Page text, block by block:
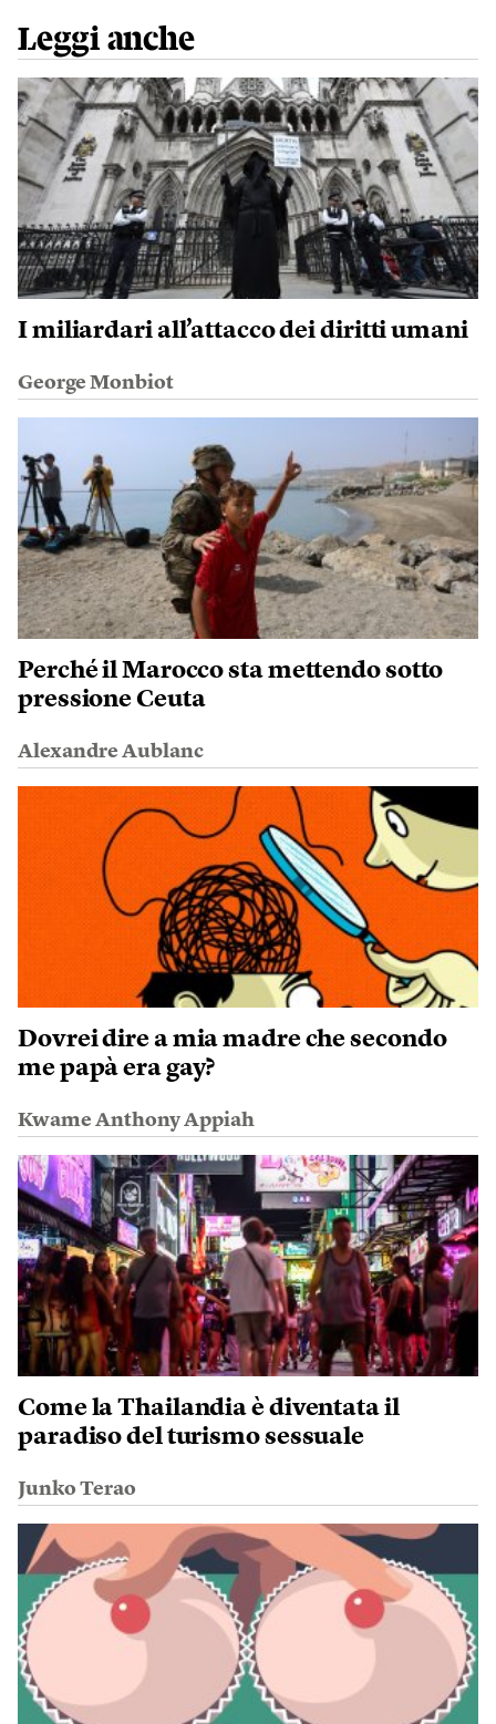
Leggi anche
I miliardari all’attacco dei diritti umani
George Monbiot
Perché il Marocco sta mettendo sotto
pressione Ceuta
Alexandre Aublanc
Dovrei dire a mia madre che secondo
me papà era gay?
Kwame Anthony Appiah
Come la Thailandia è diventata il
paradiso del turismo sessuale
Junko Terao